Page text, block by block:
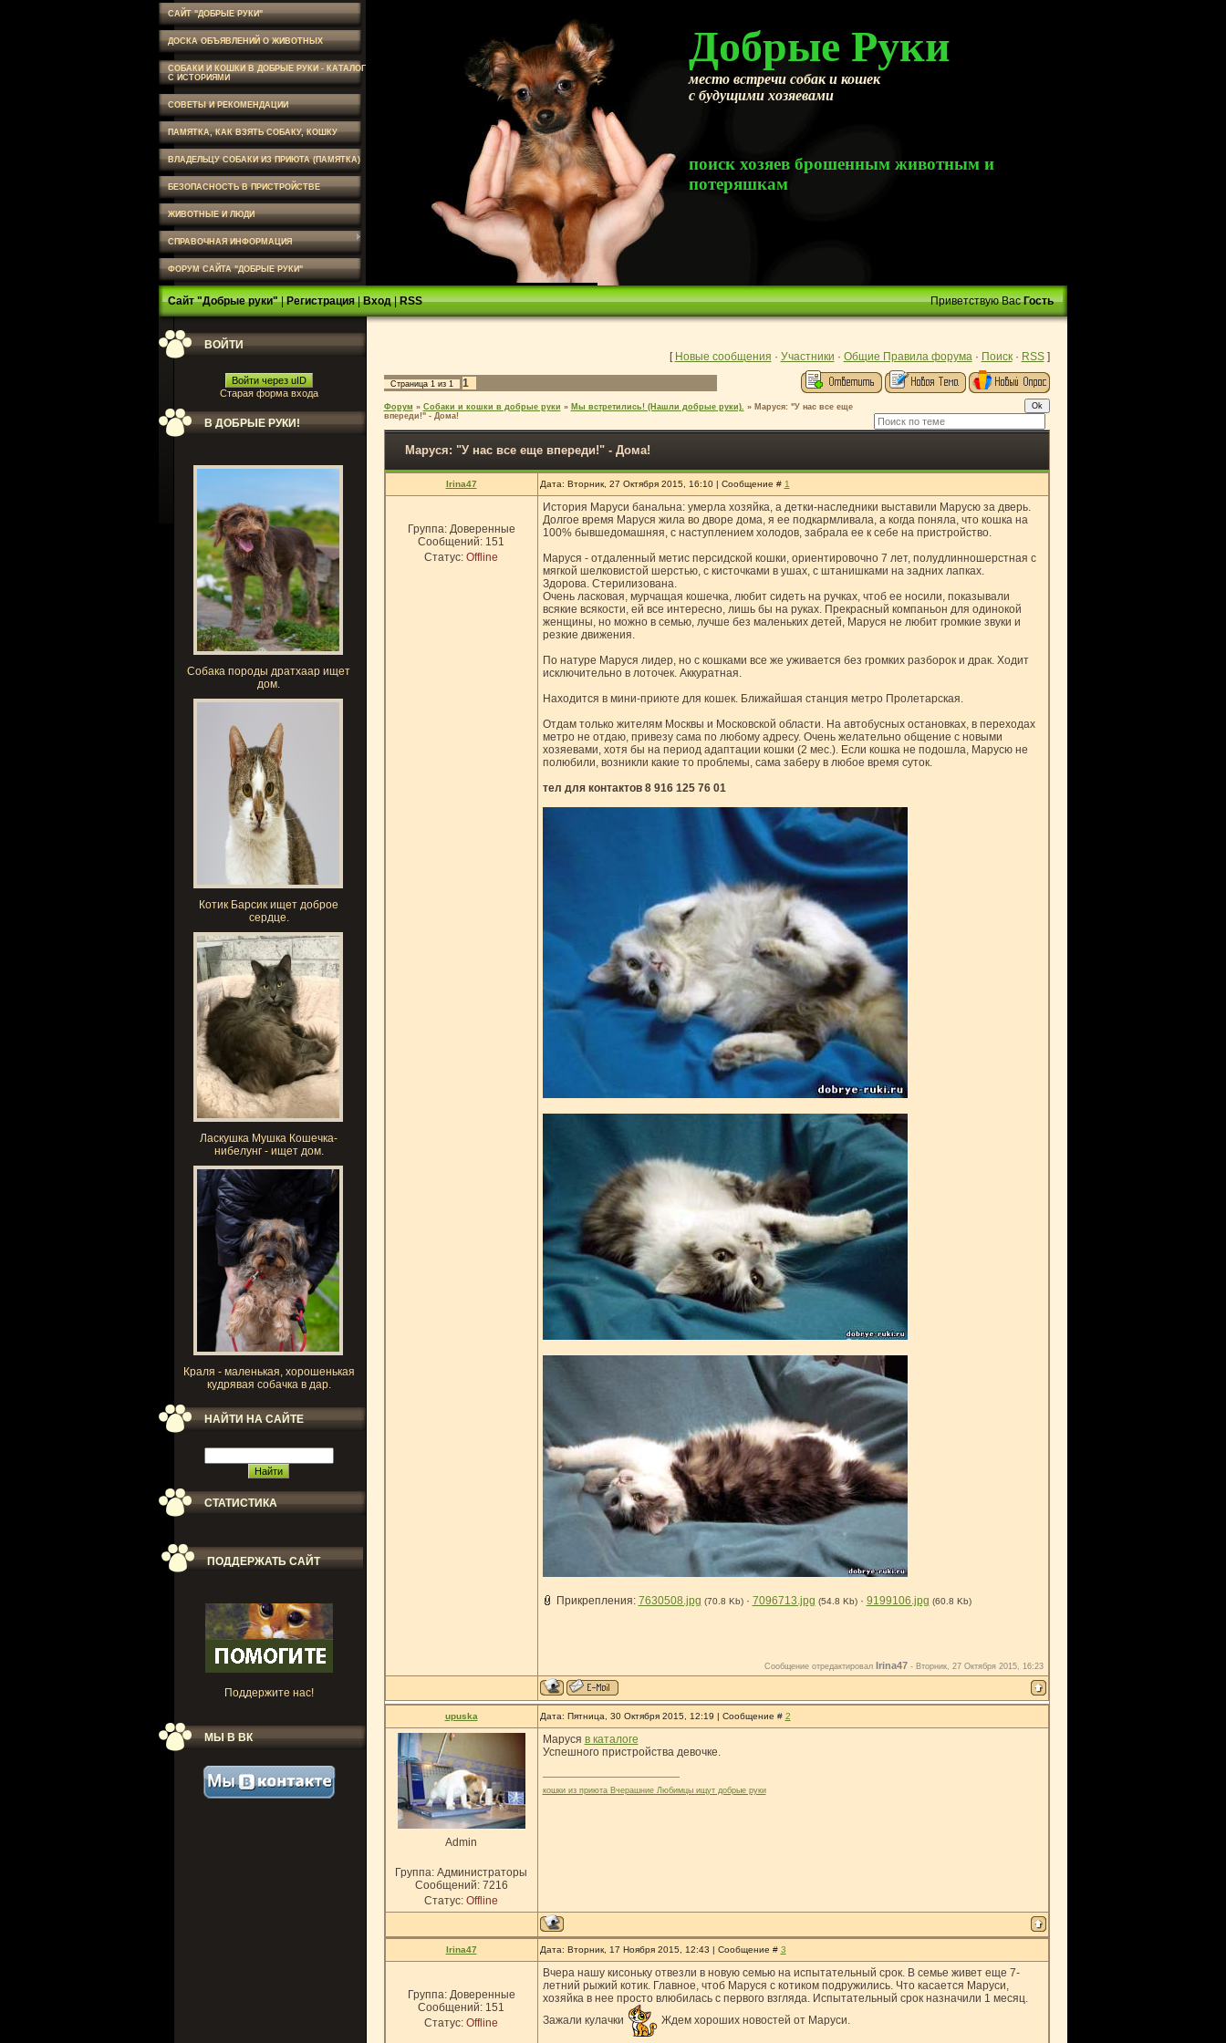
САЙТ "ДОБРЫЕ РУКИ"
ДОСКА ОБЪЯВЛЕНИЙ О ЖИВОТНЫХ
СОБАКИ И КОШКИ В ДОБРЫЕ РУКИ - КАТАЛОГ
С ИСТОРИЯМИ
СОВЕТЫ И РЕКОМЕНДАЦИИ
ПАМЯТКА, КАК ВЗЯТЬ СОБАКУ, КОШКУ
ВЛАДЕЛЬЦУ СОБАКИ ИЗ ПРИЮТА (ПАМЯТКА)
БЕЗОПАСНОСТЬ В ПРИСТРОЙСТВЕ
ЖИВОТНЫЕ И ЛЮДИ
СПРАВОЧНАЯ ИНФОРМАЦИЯ
ФОРУМ САЙТА "ДОБРЫЕ РУКИ"
Добрые Руки
место встречи собак и кошек
с будущими хозяевами
поиск хозяев брошенным животным и
потеряшкам
Сайт "Добрые руки"|Регистрация|Вход|RSS Приветствую Вас Гость
ВОЙТИ
Войти через uID
Старая форма входа
В ДОБРЫЕ РУКИ!
Собака породы дратхаар ищет
дом.
Котик Барсик ищет доброе
сердце.
Ласкушка Мушка Кошечка-
нибелунг - ищет дом.
Краля - маленькая, хорошенькая
кудрявая собачка в дар.
НАЙТИ НА САЙТЕ
СТАТИСТИКА
ПОДДЕРЖАТЬ САЙТ
Поддержите нас!
МЫ В ВК
[ Новые сообщения · Участники · Общие Правила форума· Поиск· RSS]
Страница 1из 1 1
Форум » Собаки и кошки в добрые руки » Мы встретились! (Нашли добрые руки). » Маруся: "У нас все еще
впереди!" - Дома!
Маруся: "У нас все еще впереди!" - Дома!
Irina47 Дата: Вторник, 27 Октября 2015, 16:10 | Сообщение # 1
Группа: Доверенные
Сообщений: 151
Статус: Offline
История Маруси банальна: умерла хозяйка, а детки-наследники выставили Марусю за дверь.
Долгое время Маруся жила во дворе дома, я ее подкармливала, а когда поняла, что кошка на
100% бывшедомашняя, с наступлением холодов, забрала ее к себе на пристройство.
Маруся - отдаленный метис персидской кошки, ориентировочно 7 лет, полудлинношерстная с
мягкой шелковистой шерстью, с кисточками в ушах, с штанишками на задних лапках.
Здорова. Стерилизована.
Очень ласковая, мурчащая кошечка, любит сидеть на ручках, чтоб ее носили, показывали
всякие всякости, ей все интересно, лишь бы на руках. Прекрасный компаньон для одинокой
женщины, но можно в семью, лучше без маленьких детей, Маруся не любит громкие звуки и
резкие движения.
По натуре Маруся лидер, но с кошками все же уживается без громких разборок и драк. Ходит
исключительно в лоточек. Аккуратная.
Находится в мини-приюте для кошек. Ближайшая станция метро Пролетарская.
Отдам только жителям Москвы и Московской области. На автобусных остановках, в переходах
метро не отдаю, привезу сама по любому адресу. Очень желательно общение с новыми
хозяевами, хотя бы на период адаптации кошки (2 мес.). Если кошка не подошла, Марусю не
полюбили, возникли какие то проблемы, сама заберу в любое время суток.
тел для контактов 8 916 125 76 01
Прикрепления: 7630508.jpg (70.8 Kb) · 7096713.jpg (54.8 Kb) · 9199106.jpg (60.8 Kb)
Сообщение отредактировал Irina47- Вторник, 27 Октября 2015, 16:23
upuska Дата: Пятница, 30 Октября 2015, 12:19 | Сообщение # 2
Admin
Группа: Администраторы
Сообщений: 7216
Статус: Offline
Маруся в каталоге
Успешного пристройства девочке.
кошки из приюта Вчерашние Любимцы ищут добрые руки
Irina47 Дата: Вторник, 17 Ноября 2015, 12:43 | Сообщение # 3
Группа: Доверенные
Сообщений: 151
Статус: Offline
Вчера нашу кисоньку отвезли в новую семью на испытательный срок. В семье живет еще 7-
летний рыжий котик. Главное, чтоб Маруся с котиком подружились. Что касается Маруси,
хозяйка в нее просто влюбилась с первого взгляда. Испытательный срок назначили 1 месяц.
Зажали кулачки
Ждем хороших новостей от Маруси.